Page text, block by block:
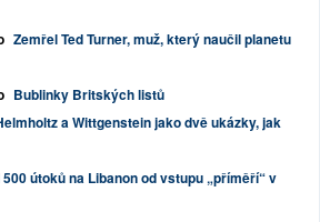
Zemřel Ted Turner, muž, který naučil planetu
Bublinky Britských listů
a Wittgenstein jako dvě ukázky, jak
útoků na Libanon od vstupu „příměří“ v